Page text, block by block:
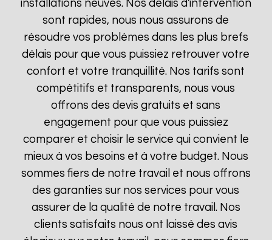
installations neuves. Nos délais d'intervention
sont rapides, nous nous assurons de
résoudre vos problèmes dans les plus brefs
délais pour que vous puissiez retrouver votre
confort et votre tranquillité. Nos tarifs sont
compétitifs et transparents, nous vous
offrons des devis gratuits et sans
engagement pour que vous puissiez
comparer et choisir le service qui convient le
mieux à vos besoins et à votre budget. Nous
sommes fiers de notre travail et nous offrons
des garanties sur nos services pour vous
assurer de la qualité de notre travail. Nos
clients satisfaits nous ont laissé des avis